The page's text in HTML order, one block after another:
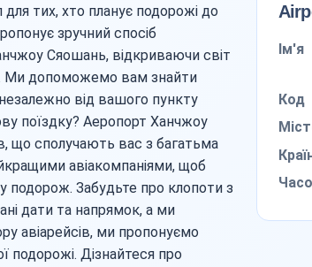
тих, хто планує подорожі до
зручний спосіб
Сяошань, відкриваючи світ
Ми допоможемо вам знайти
від вашого пункту
поїздку? Аеропорт Ханчжоу
що сполучають вас з багатьма
авіакомпаніями, щоб
подорож. Забудьте про клопоти з
дати та напрямок, а ми
авіарейсів, ми пропонуємо
подорожі. Дізнайтеся про
Ім'я
Код